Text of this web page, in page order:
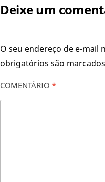
Deixe um
O seu endereço de e-mail
obrigatórios são
COMENTÁRIO *